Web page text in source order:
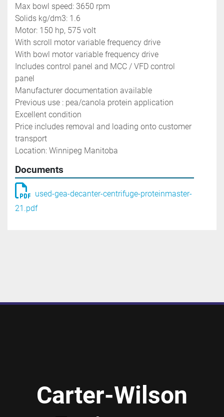
Max bowl speed: 3650 rpm
Solids kg/dm3: 1.6
Motor: 150 hp, 575 volt
With scroll motor variable frequency drive
With bowl motor variable frequency drive
Includes control panel and MCC / VFD control
panel
Manufacturer documentation available
Previous use : pea/canola protein application
Excellent condition
Price includes removal and loading onto customer
transport
Location: Winnipeg Manitoba
Documents
used-gea-decanter-centrifuge-proteinmaster-
21.pdf
Carter-Wilson